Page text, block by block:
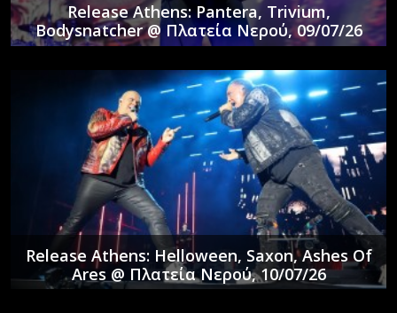
Release Athens: Pantera, Trivium,
Bodysnatcher @ Πλατεία Νερού, 09/07/26
Release Athens: Helloween, Saxon, Ashes Of
Ares @ Πλατεία Νερού, 10/07/26